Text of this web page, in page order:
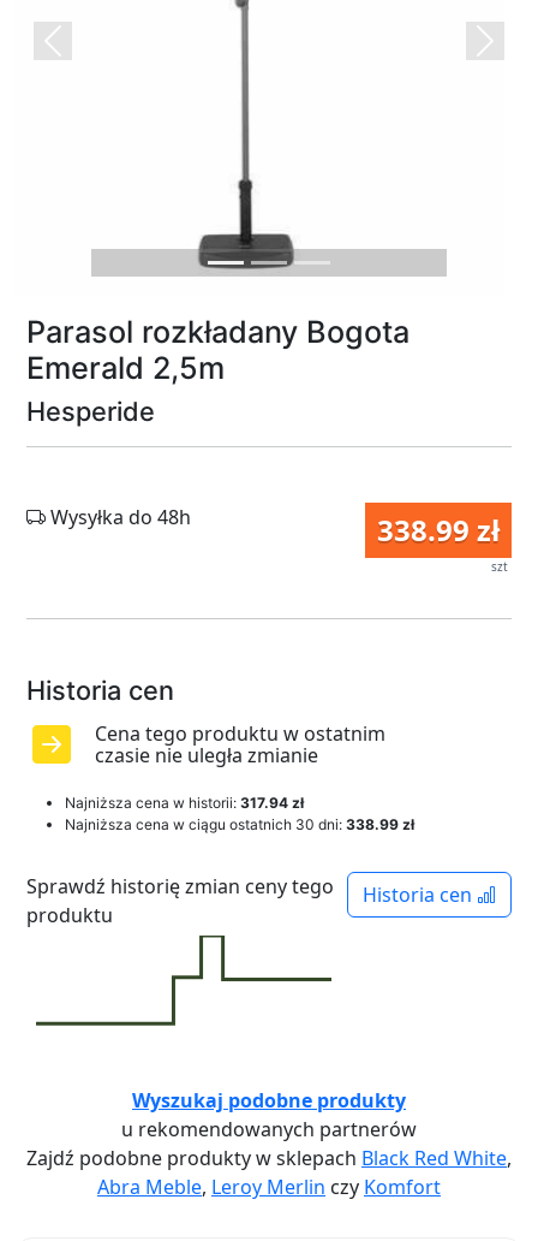
Previous Next
Parasol rozkładany Bogota
Emerald 2,5m
Hesperide
338.99 zł
szt
Wysyłka do 48h
Historia cen
Cena tego produktu w ostatnim
czasie nie uległa zmianie
Najniższa cena w historii: 317.94 zł
Najniższa cena w ciągu ostatnich 30 dni: 338.99 zł
Historia cen
Sprawdź historię zmian ceny tego
produktu
Wyszukaj podobne produkty
u rekomendowanych partnerów
Zajdź podobne produkty w sklepach Black Red White,
Abra Meble, Leroy Merlin czy Komfort